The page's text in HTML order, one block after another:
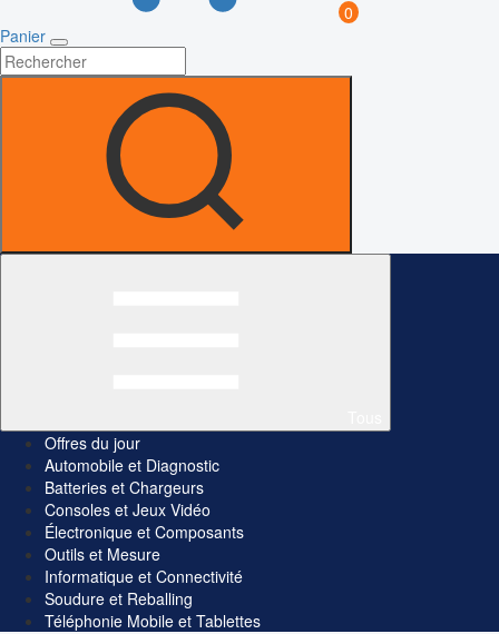
0
Panier
Offres du jour
Automobile et Diagnostic
Batteries et Chargeurs
Consoles et Jeux Vidéo
Électronique et Composants
Outils et Mesure
Informatique et Connectivité
Soudure et Reballing
Téléphonie Mobile et Tablettes